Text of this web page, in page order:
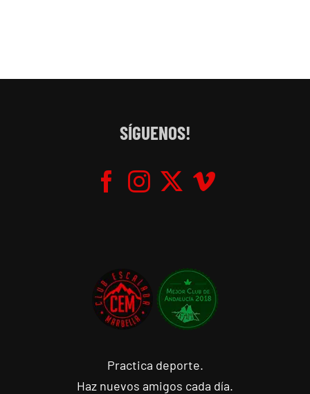
SÍGUENOS!
Practica deporte.
Haz nuevos amigos cada día.